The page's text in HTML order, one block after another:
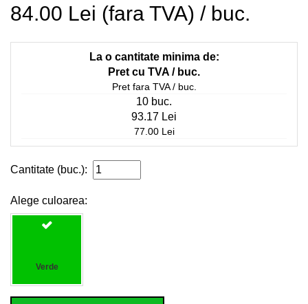
84.00 Lei (fara TVA) / buc.
La o cantitate minima de:
Pret cu TVA / buc.
Pret fara TVA / buc.
10 buc.
93.17 Lei
77.00 Lei
Cantitate (buc.):
Alege culoarea:
Verde